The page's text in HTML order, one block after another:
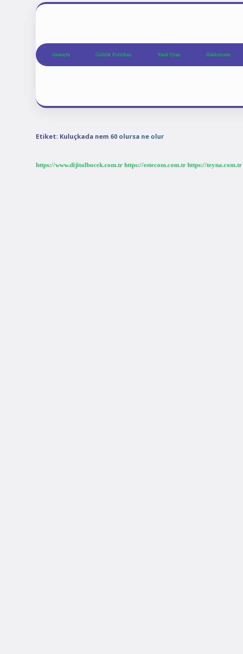
Anasayfa Gizlilik Politikası Yasal Uyarı Hakkımızda
Etiket: Kuluçkada nem 60 olursa ne olur
https://www.dijitalbocek.com.tr https://estecom.com.tr https://teyna.com.tr